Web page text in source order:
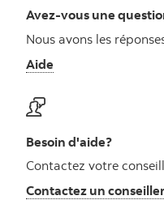
Avez-vous une
Nous avons les
Aide
Besoin d'aide?
Contactez votre
Contactez un